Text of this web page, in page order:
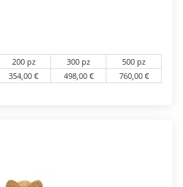
200 pz 300 pz
500 pz
354,00 € 498,00 € 760,00 €